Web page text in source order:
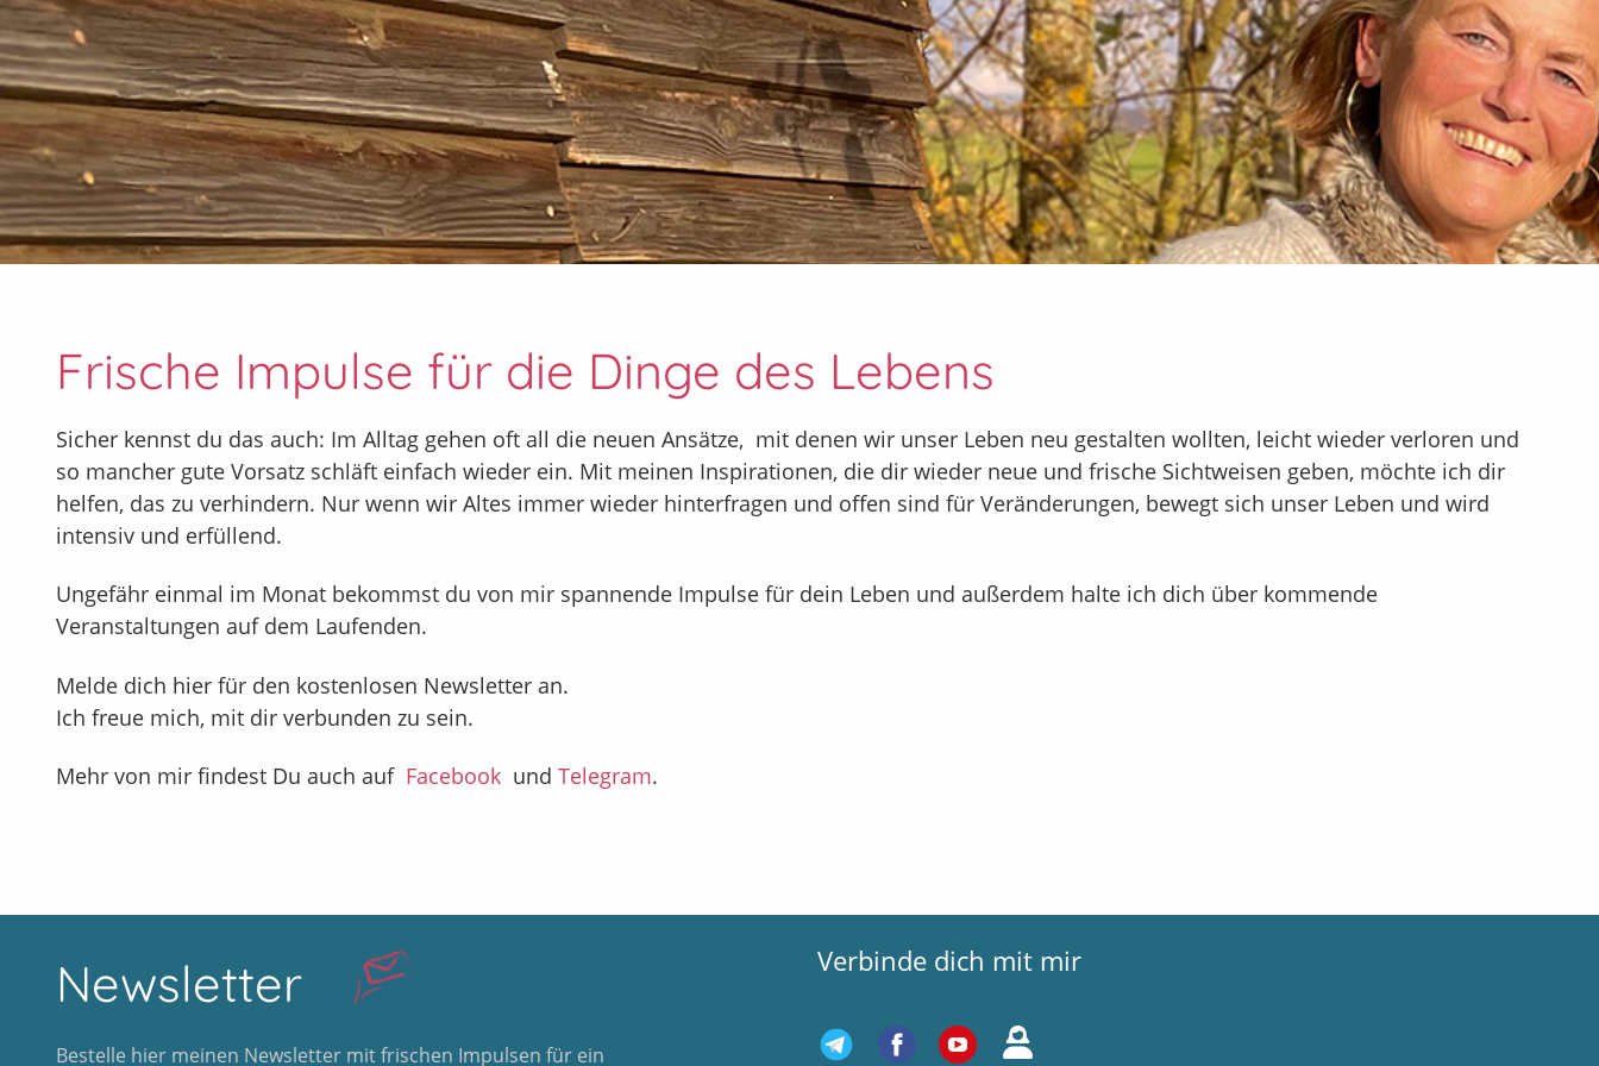
Frische Impulse für die Dinge des Lebens
Sicher kennst du das auch: Im Alltag gehen oft all die neuen Ansätze, mit denen wir unser Leben neu gestalten wollten, leicht wieder verloren und
so mancher gute Vorsatz schläft einfach wieder ein. Mit meinen Inspirationen, die dir wieder neue und frische Sichtweisen geben, möchte ich dir
helfen, das zu verhindern. Nur wenn wir Altes immer wieder hinterfragen und offen sind für Veränderungen, bewegt sich unser Leben und wird
intensiv und erfüllend.
Ungefähr einmal im Monat bekommst du von mir spannende Impulse für dein Leben und außerdem halte ich dich über kommende
Veranstaltungen auf dem Laufenden.
Melde dich hier für den kostenlosen Newsletter an.
Ich freue mich, mit dir verbunden zu sein.
Mehr von mir findest Du auch auf Facebook und Telegram.
Newsletter
Bestelle hier meinen Newsletter mit frischen Impulsen für ein
Verbinde dich mit mir